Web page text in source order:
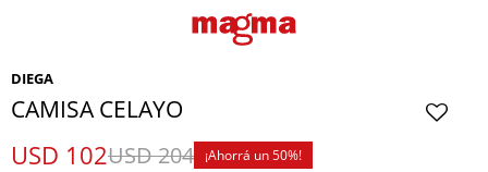
DIEGA
CAMISA CELAYO
USD 102USD204 50